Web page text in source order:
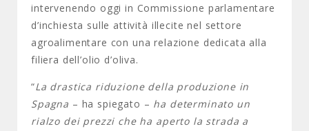
intervenendo oggi in Commissione parlamentare
d’inchiesta sulle attività illecite nel settore
agroalimentare con una relazione dedicata alla
filiera dell’olio d’oliva.
“La drastica riduzione della produzione in
Spagna – ha spiegato – ha determinato un
rialzo dei prezzi che ha aperto la strada a